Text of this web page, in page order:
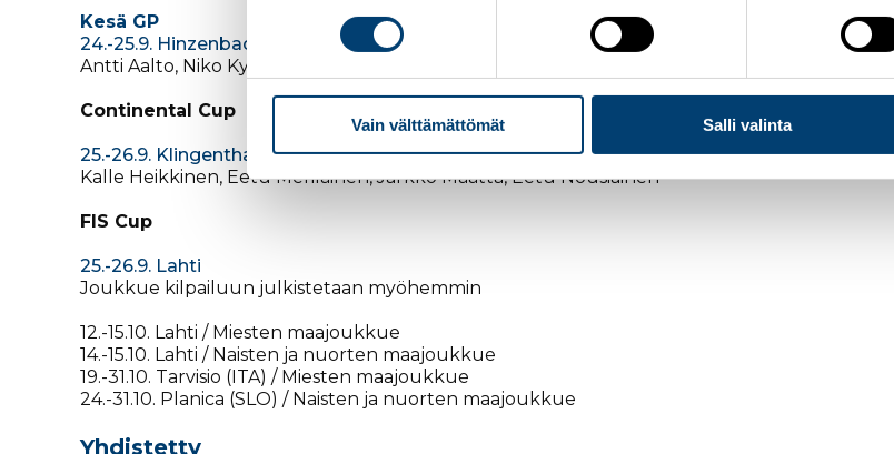
Vain välttämättömät Salli valinta
Kesä GP
24.-25.9. Hinzenbach (AUT)
Antti Aalto, Niko Kytösaho, Arttu Pohjola
Continental Cup
25.-26.9. Klingenthal (GER)
Kalle Heikkinen, Eetu Meriläinen, Jarkko Määttä, Eetu Nousiainen
FIS Cup
25.-26.9. Lahti
Joukkue kilpailuun julkistetaan myöhemmin
12.-15.10. Lahti / Miesten maajoukkue
14.-15.10. Lahti / Naisten ja nuorten maajoukkue
19.-31.10. Tarvisio (ITA) / Miesten maajoukkue
24.-31.10. Planica (SLO) / Naisten ja nuorten maajoukkue
Yhdistetty